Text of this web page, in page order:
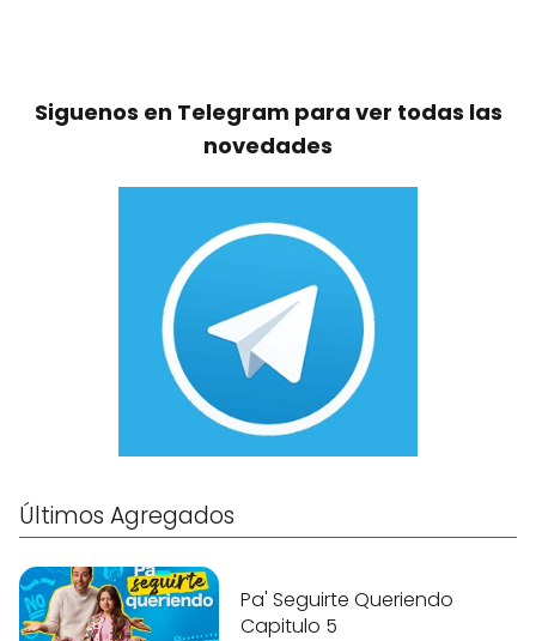
Siguenos en Telegram para ver todas las
novedades
Últimos Agregados
Pa' Seguirte Queriendo
Capitulo 5